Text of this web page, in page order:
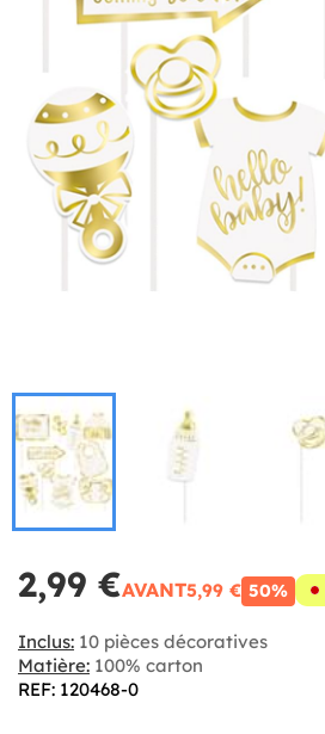
2,99 €AVANT5,99 € 50%
Inclus: 10 pièces décoratives
Matière: 100% carton
REF: 120468-0